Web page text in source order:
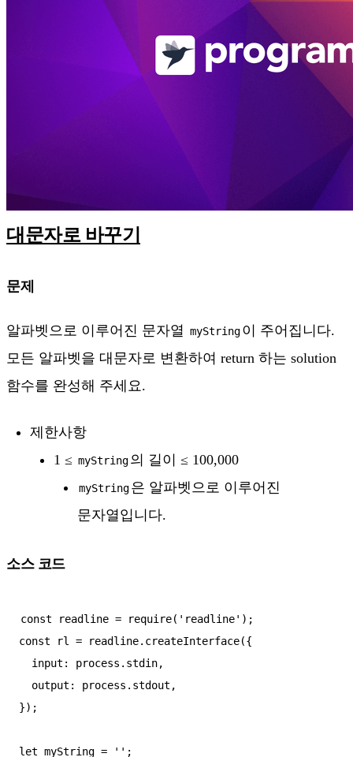
대문자로 바꾸기
문제
알파벳으로 이루어진 문자열 myString이 주어집니다.
모든 알파벳을 대문자로 변환하여 return 하는 solution
함수를 완성해 주세요.
제한사항
1 ≤ myString의 길이 ≤ 100,000
myString은 알파벳으로 이루어진
문자열입니다.
소스 코드
const readline = require('readline');
const rl = readline.createInterface({
});
let myString = '';